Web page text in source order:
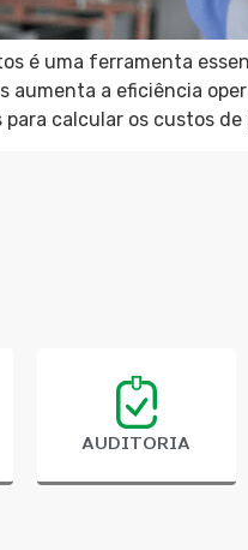
é uma ferramenta
aumenta a eficiência
calcular os custos
AUDITORIA